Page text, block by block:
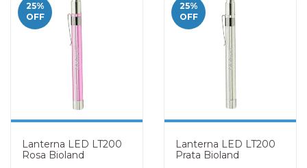
25%
OFF
Lanterna LED LT200
Rosa Bioland
25%
OFF
Lanterna LED LT200
Prata Bioland